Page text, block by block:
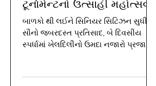
ટૂર્નામેન્ટનો ઉત્સાહી મહોત્સવ
બાળકો થી લઈને સિનિયર સિટિઝન સુધી
સૌનો જબરદસ્ત પ્રતિસાદ, બે દિવસીય
સ્પર્ધામાં ખેલદિલીનો ઉમદા નજારો પ્રજા
ખાતે તા. 04 એપ્રિલ 2026 અને 05 એપ્રિલ